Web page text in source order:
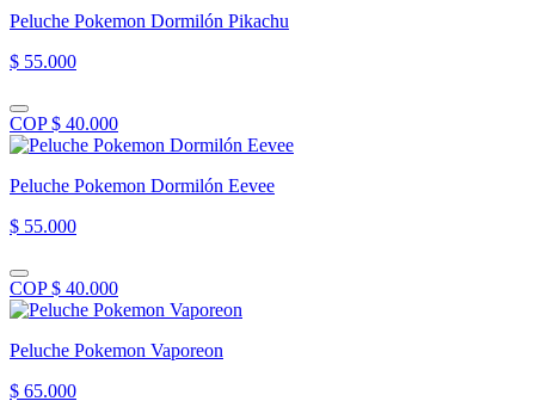
Peluche Pokemon Dormilón Pikachu
$ 55.000
COP $ 40.000
Peluche Pokemon Dormilón Eevee
$ 55.000
COP $ 40.000
Peluche Pokemon Vaporeon
$ 65.000